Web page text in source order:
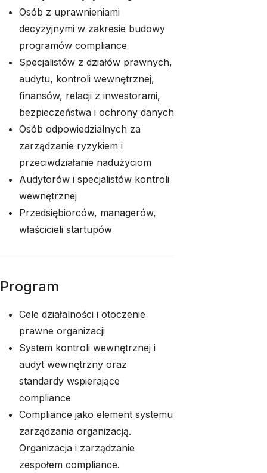
Osób z uprawnieniami
decyzyjnymi w zakresie budowy
programów compliance
Specjalistów z działów prawnych,
audytu, kontroli wewnętrznej,
finansów, relacji z inwestorami,
bezpieczeństwa i ochrony danych
Osób odpowiedzialnych za
zarządzanie ryzykiem i
przeciwdziałanie nadużyciom
Audytorów i specjalistów kontroli
wewnętrznej
Przedsiębiorców, managerów,
właścicieli startupów
Program
Cele działalności i otoczenie
prawne organizacji
System kontroli wewnętrznej i
audyt wewnętrzny oraz
standardy wspierające
compliance
Compliance jako element systemu
zarządzania organizacją.
Organizacja i zarządzanie
zespołem compliance.